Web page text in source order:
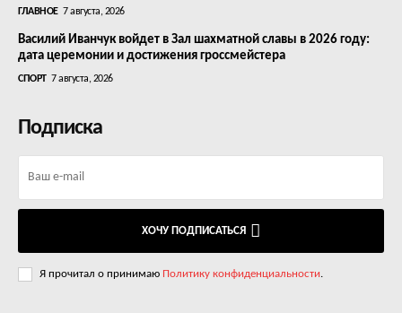
ГЛАВНОЕ 7 августа, 2026
Василий Иванчук войдет в Зал шахматной славы в 2026 году:
дата церемонии и достижения гроссмейстера
СПОРТ 7 августа, 2026
Подписка
ХОЧУ ПОДПИСАТЬСЯ
Я прочитал о принимаю Политику конфиденциальности.